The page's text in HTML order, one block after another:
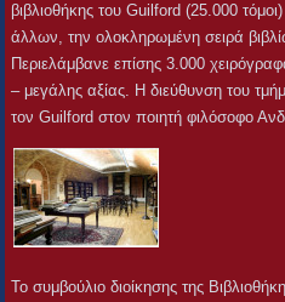
βιβλιοθήκης του Guilford (25.000
άλλων, την ολοκληρωμένη σειρά
Περιελάμβανε επίσης 3.000
– μεγάλης αξίας. Η διεύθυνση του
τον Guilford στον ποιητή φιλόσοφο
Το συμβούλιο διοίκησης της